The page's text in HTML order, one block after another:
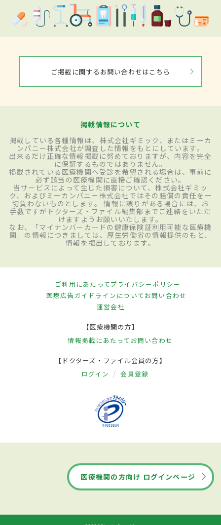
ご掲載に関するお問い合わせはこちら
掲載情報について
掲載している各種情報は、株式会社ギミック、またはミーカ
ンパニー株式会社が調査した情報をもとにしています。
出来るだけ正確な情報掲載に努めておりますが、内容を完全
に保証するものではありません。
掲載されている医療機関へ受診を希望される場合は、事前に
必ず該当の医療機関に直接ご確認ください。
当サービスによって生じた損害について、株式会社ギミッ
ク、およびミーカンパニー株式会社ではその賠償の責任を一
切負わないものとします。 情報に誤りがある場合には、お
手数ですがドクターズ・ファイル編集部までご連絡をいただ
けますようお願いいたします。
なお、「マイナンバーカードの健康保険証利用可能な医療機
関」の情報につきましては、厚生労働省の情報提供のもと、
情報を掲出しております。
ご利用にあたってプライバシーポリシー
医療広告ガイドラインについてお問い合わせ
運営会社
【医療機関の方】
情報掲載にあたって お問い合わせ
【ドクターズ・ファイル会員の方】
ログイン 会員登録
医療機関の方向け ログインページ